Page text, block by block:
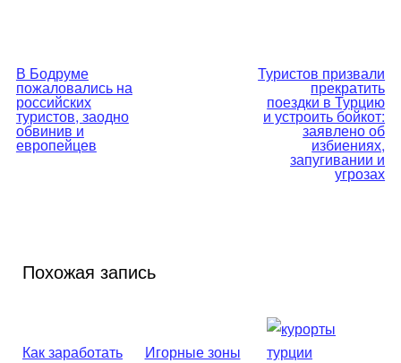
Навигация
по
записям
В Бодруме
пожаловались на
российских
туристов, заодно
обвинив и
европейцев
Туристов призвали
прекратить
поездки в Турцию
и устроить бойкот:
заявлено об
избиениях,
запугивании и
угрозах
Похожая запись
Как заработать
Игорные зоны